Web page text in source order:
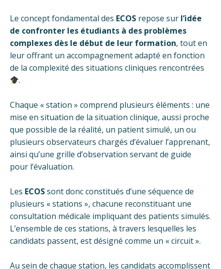
Le concept fondamental des ECOS repose sur l’idée
de confronter les étudiants à des problèmes
complexes dès le début de leur formation, tout en
leur offrant un accompagnement adapté en fonction
de la complexité des situations cliniques rencontrées
.
Chaque « station » comprend plusieurs éléments : une
mise en situation de la situation clinique, aussi proche
que possible de la réalité, un patient simulé, un ou
plusieurs observateurs chargés d’évaluer l’apprenant,
ainsi qu’une grille d’observation servant de guide
pour l’évaluation.
Les ECOSsont donc constitués d’une séquence de
plusieurs « stations », chacune reconstituant une
consultation médicale impliquant des patients simulés.
L’ensemble de ces stations, à travers lesquelles les
candidats passent, est désigné comme un « circuit ».
Au sein de chaque station, les candidats accomplissent